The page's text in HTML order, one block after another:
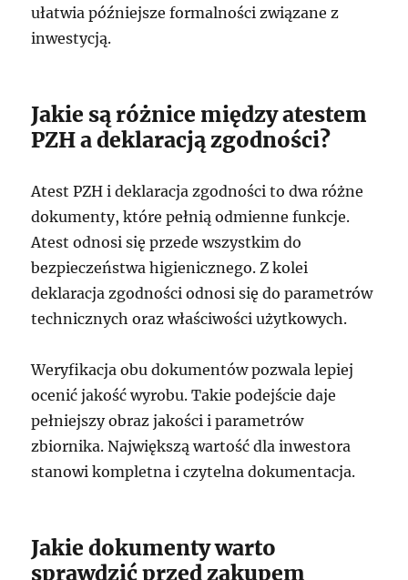
ułatwia późniejsze formalności związane z
inwestycją.
Jakie są różnice między atestem
PZH a deklaracją zgodności?
Atest PZH i deklaracja zgodności to dwa różne
dokumenty, które pełnią odmienne funkcje.
Atest odnosi się przede wszystkim do
bezpieczeństwa higienicznego. Z kolei
deklaracja zgodności odnosi się do parametrów
technicznych oraz właściwości użytkowych.
Weryfikacja obu dokumentów pozwala lepiej
ocenić jakość wyrobu. Takie podejście daje
pełniejszy obraz jakości i parametrów
zbiornika. Największą wartość dla inwestora
stanowi kompletna i czytelna dokumentacja.
Jakie dokumenty warto
sprawdzić przed zakupem